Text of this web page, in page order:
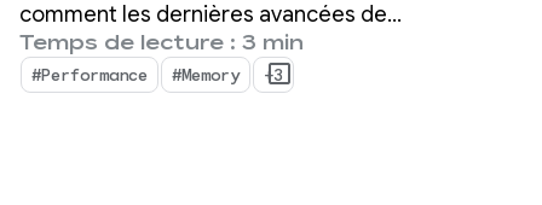
comment les dernières avancées de
l'écosystème Android peuvent vous aider à
améliorer la qualité de votre application tout en
maximisant l'efficacité du développement.
Temps de lecture : 3 min
#Performance #Memory +3